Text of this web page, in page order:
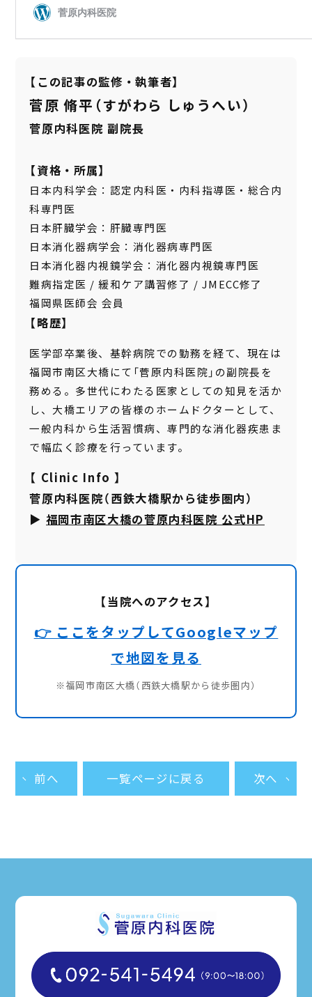
【この記事の監修・執筆者】
菅原 脩平（すがわら しゅうへい）
菅原内科医院 副院長
【資格・所属】
日本内科学会：認定内科医・内科指導医・総合内
科専門医
日本肝臓学会：肝臓専門医
日本消化器病学会：消化器病専門医
日本消化器内視鏡学会：消化器内視鏡専門医
難病指定医 / 緩和ケア講習修了 / JMECC修了
福岡県医師会 会員
【略歴】
医学部卒業後、基幹病院での勤務を経て、現在は
福岡市南区大橋にて「菅原内科医院」の副院長を
務める。多世代にわたる医家としての知見を活か
し、大橋エリアの皆様のホームドクターとして、
一般内科から生活習慣病、専門的な消化器疾患ま
で幅広く診療を行っています。
【 Clinic Info 】
菅原内科医院（西鉄大橋駅から徒歩圏内）
▶︎ 福岡市南区大橋の菅原内科医院 公式HP
【当院へのアクセス】
👉 ここをタップしてGoogleマップ
で地図を見る
※福岡市南区大橋（西鉄大橋駅から徒歩圏内）
前へ 一覧ページに戻る 次へ